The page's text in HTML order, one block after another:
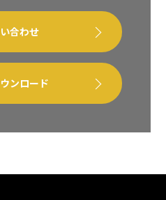
合わせ
ンロード